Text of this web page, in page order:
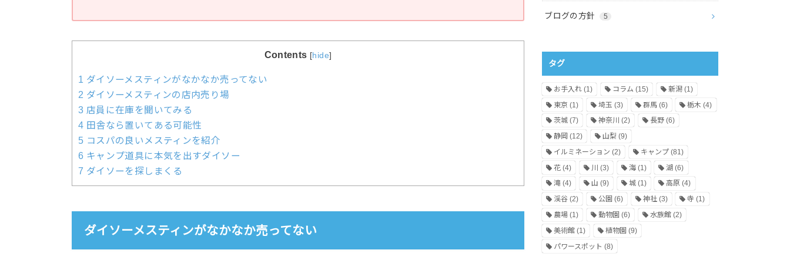
Contents [hide]
1 ダイソーメスティンがなかなか売ってない
2 ダイソーメスティンの店内売り場
3 店員に在庫を聞いてみる
4 田舎なら置いてある可能性
5 コスパの良いメスティンを紹介
6 キャンプ道具に本気を出すダイソー
7 ダイソーを探しまくる
ダイソーメスティンがなかなか売ってない
ブログの方針 5
タグ
お手入れ (1) コラム (15) 新潟(1)
東京 (1) 埼玉 (3) 群馬(6) 栃木 (4)
茨城 (7) 神奈川 (2) 長野(6)
静岡 (12) 山梨 (9)
イルミネーション (2) キャンプ(81)
花 (4) 川 (3) 海(1) 湖 (6)
滝 (4) 山 (9) 城(1) 高原 (4)
渓谷 (2) 公園 (6) 神社(3) 寺 (1)
農場 (1) 動物園 (6) 水族館(2)
美術館 (1) 植物園 (9)
パワースポット (8)